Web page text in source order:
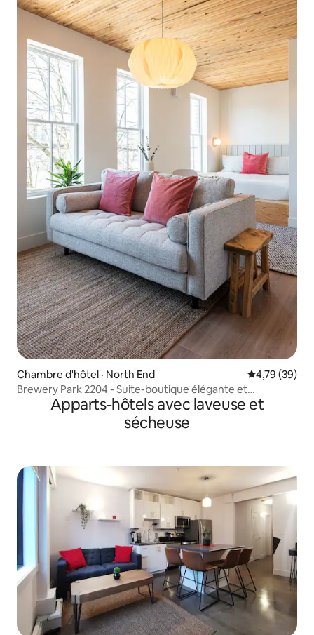
Chambre d'hôtel · North End Note
4,79 (39)
Brewery Park 2204 - Suite-boutique élégante et
ensoleilléeApparts-hôtels avec laveuse et
sécheuse